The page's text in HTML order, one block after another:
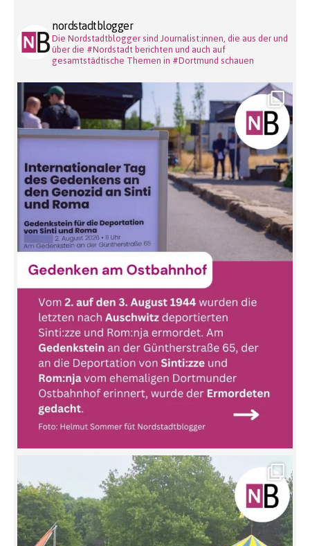
nordstadtblogger
Die Nordstadtblogger sind Journalist:innen, die aus der und
über die #Nordstadt berichten und auch auf
gesamtstädtische Themen in #Dortmund schauen